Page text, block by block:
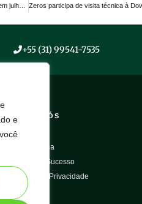
e
+55 (31) 99541-7535
SOBRE NÓS
A Zeros
Ecossistema
Cases de Sucesso
Política de Privacidade
Contato